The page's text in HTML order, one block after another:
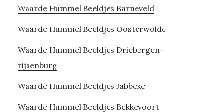
Waarde Hummel Beeldjes Barneveld
Waarde Hummel Beeldjes Oosterwolde
Waarde Hummel Beeldjes Driebergen-
rijsenburg
Waarde Hummel Beeldjes Jabbeke
Waarde Hummel Beeldjes Bekkevoort